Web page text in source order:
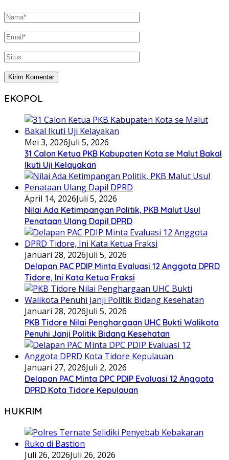
EKOPOL
Mei 3, 2026Juli 5, 2026
31 Calon Ketua PKB Kabupaten Kota se Malut Bakal
Ikuti Uji Kelayakan
April 14, 2026Juli 5, 2026
Nilai Ada Ketimpangan Politik, PKB Malut Usul
Penataan Ulang Dapil DPRD
Januari 28, 2026Juli 5, 2026
Delapan PAC PDIP Minta Evaluasi 12 Anggota DPRD
Tidore, Ini Kata Ketua Fraksi
Januari 28, 2026Juli 5, 2026
PKB Tidore Nilai Penghargaan UHC Bukti Walikota
Penuhi Janji Politik Bidang Kesehatan
Januari 27, 2026Juli 2, 2026
Delapan PAC Minta DPC PDIP Evaluasi 12 Anggota
DPRD Kota Tidore Kepulauan
HUKRIM
Juli 26, 2026Juli 26, 2026